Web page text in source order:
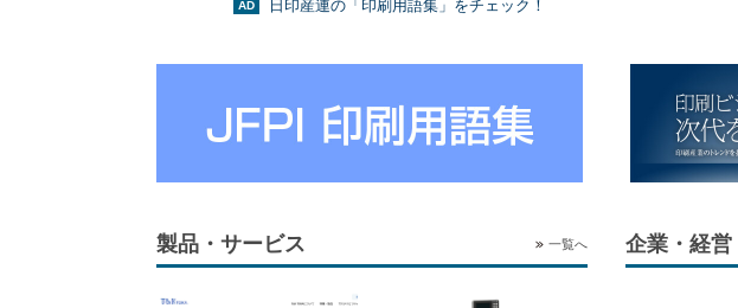
日印産連の「印刷用語集」をチェック！
製品・サービス 一覧へ 企業・経営